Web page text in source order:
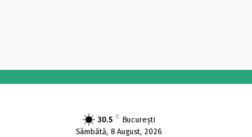
30.5 C
București
Sâmbătă, 8 August, 2026
-